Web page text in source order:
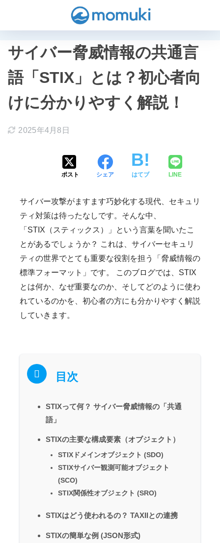
サイバー脅威情報の共通言
語「STIX」とは？初心者向
けに分かりやすく解説！
2025年4月8日
ポスト シェア はてブ LINE
サイバー攻撃がますます巧妙化する現代、セキュリ
ティ対策は待ったなしです。そんな中、
「STIX（スティックス）」という言葉を聞いたこ
とがあるでしょうか？ これは、サイバーセキュリ
ティの世界でとても重要な役割を担う「脅威情報の
標準フォーマット」です。 このブログでは、STIX
とは何か、なぜ重要なのか、そしてどのように使わ
れているのかを、初心者の方にも分かりやすく解説
していきます。
目次
STIXって何？ サイバー脅威情報の「共通
語」
STIXの主要な構成要素（オブジェクト）
STIXドメインオブジェクト (SDO)
STIXサイバー観測可能オブジェクト
(SCO)
STIX関係性オブジェクト (SRO)
STIXはどう使われるの？ TAXIIとの連携
STIXの簡単な例 (JSON形式)